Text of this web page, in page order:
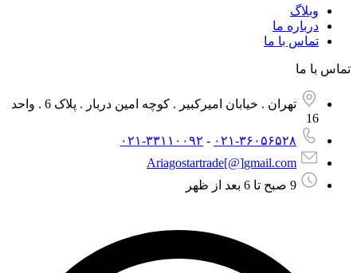
ما
با ما
تهران . خیابان امیرکبیر . کوچه امین دربار . پلاک 6 . واحد
۰۲۱-۳۶۰۵۶۵۲۸-۰۲۱-۳۳۱۱۰۰۹۲
Ariagostartrade[@]gmail.com​